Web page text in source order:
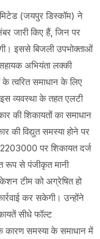
(जयपुर डिस्कॉम) ने
जारी किए हैं, जिन पर
इससे बिजली उपभोक्ताओं
अभियंता लक्की
त्वरित समाधान के लिए
व्यवस्था के तहत एलटी
की शिकायतों का समाधान
की विद्युत समस्या होने पर
पर शिकायत दर्ज
रूप से पंजीकृत मानी
टीम को अग्रेषित हो
कर सकेगी। उन्होंने
सीधे फॉल्ट
कारण समस्या के समाधान में